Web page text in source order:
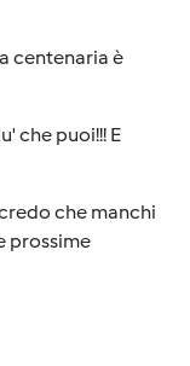
centenaria è
che puoi!!! E
che manchi
prossime